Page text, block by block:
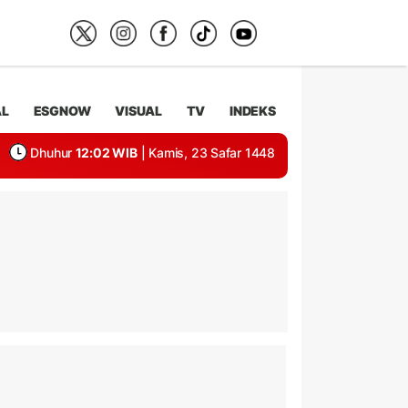
ESGNOW VISUAL TV INDEKS
Dhuhur 12:02 WIB | Kamis, 23 Safar 1448